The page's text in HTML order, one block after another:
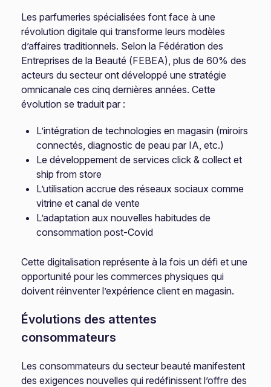
Les parfumeries spécialisées font face à une
révolution digitale qui transforme leurs modèles
d’affaires traditionnels. Selon la Fédération des
Entreprises de la Beauté (FEBEA), plus de 60% des
acteurs du secteur ont développé une stratégie
omnicanale ces cinq dernières années. Cette
évolution se traduit par :
L’intégration de technologies en magasin (miroirs
connectés, diagnostic de peau par IA, etc.)
Le développement de services click & collect et
ship from store
L’utilisation accrue des réseaux sociaux comme
vitrine et canal de vente
L’adaptation aux nouvelles habitudes de
consommation post-Covid
Cette digitalisation représente à la fois un défi et une
opportunité pour les commerces physiques qui
doivent réinventer l’expérience client en magasin.
Évolutions des attentes
consommateurs
Les consommateurs du secteur beauté manifestent
des exigences nouvelles qui redéfinissent l’offre des